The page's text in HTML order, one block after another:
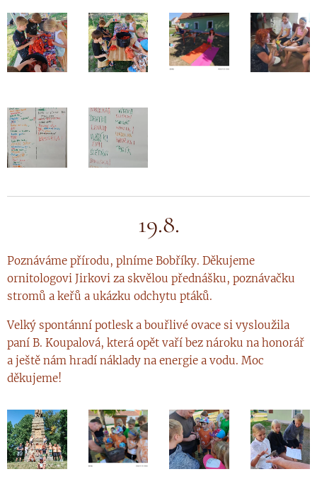
19.8.
Poznáváme přírodu, plníme Bobříky. Děkujeme
ornitologovi Jirkovi za skvělou přednášku, poznávačku
stromů a keřů a ukázku odchytu ptáků.
Velký spontánní potlesk a bouřlivé ovace si vysloužila
paní B. Koupalová, která opět vaří bez nároku na honorář
a ještě nám hradí náklady na energie a vodu. Moc
děkujeme!